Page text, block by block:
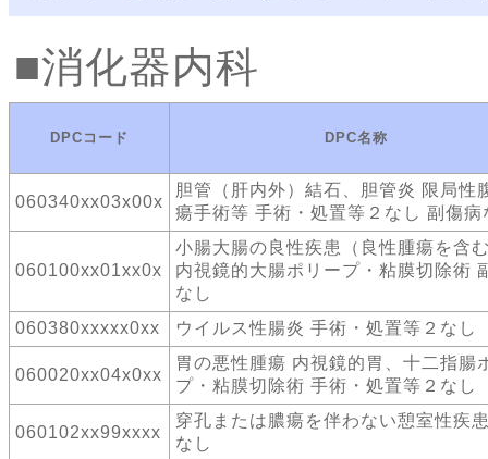
消化器内科
DPCコード DPC名称
060340xx03x00x
胆管（肝内外）結石、胆管炎 限局性
瘍手術等 手術・処置等２なし 副傷病
060100xx01xx0x
小腸大腸の良性疾患（良性腫瘍を含
内視鏡的大腸ポリープ・粘膜切除術
なし
060380xxxxx0xx
ウイルス性腸炎 手術・処置等２なし
060020xx04x0xx
胃の悪性腫瘍 内視鏡的胃、十二指腸
プ・粘膜切除術 手術・処置等２なし
060102xx99xxxx
穿孔または膿瘍を伴わない憩室性疾
なし